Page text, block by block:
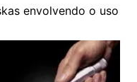
envolvendo o uso